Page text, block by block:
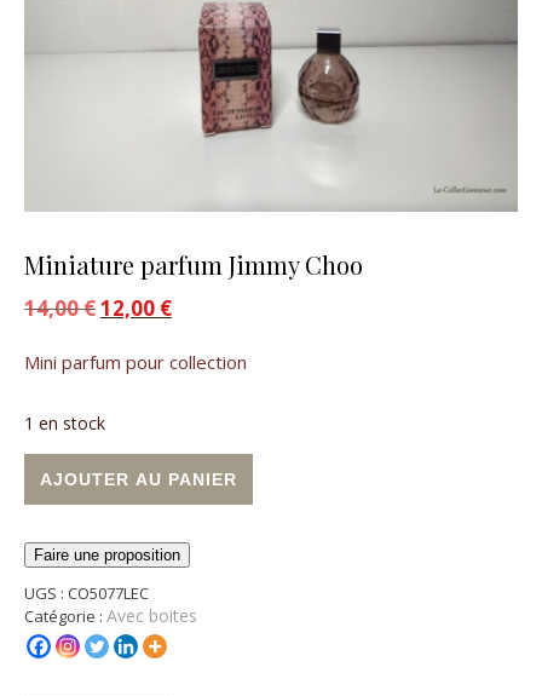
Miniature parfum Jimmy Choo
14,00€ Le prix initial était : 14,00 €.
12,00 €Le prix actuel est : 12,00 €.
Mini parfum pour collection
1 en stock
AJOUTER AU PANIER
Faire une proposition
UGS : CO5077LEC
Catégorie : Avec boites